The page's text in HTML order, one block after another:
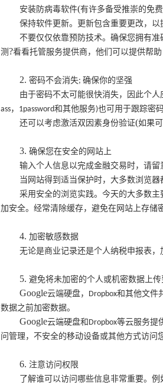
安装防病毒软件(有许多备受推崇的免
保持软件更新。更新包含重要更改，
不要仅仅依靠预防技术。确保您拥有
测 ?看看托管服务提供商，他们可以提供帮助
2. 密码不会消失; 确保你的坚强
由于密码不太可能很快消失，因此个
ass， 1password和其他服务)也可用于跟踪密
还可以考虑激活双因素身份验证(如果
3. 确保您在安全的网站上
输入个人信息以完成金融交易时，请留
当网站得到适当保护时，大多数浏览
采用安全的浏览实践。今天的大多数主
加安全。经常清除缓存，避免在网站上存储
4. 加密敏感数据
无论是商业记录还是个人纳税申报表
5. 避免将未加密的个人或机密数据上
Google云端硬盘， Dropbox和其他文件
数据之前加密数据。
Google云端硬盘和 Dropbox等云服务提
问管理，不安全的移动设备或其他方式访问
6. 注意访问权限
了解谁可以访问哪些信息非常重要。